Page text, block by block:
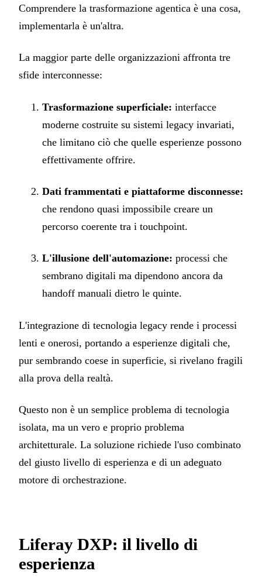
Comprendere la trasformazione agentica è una cosa,
implementarla è un'altra.
La maggior parte delle organizzazioni affronta tre
sfide interconnesse:
Trasformazione superficiale: interfacce
moderne costruite su sistemi legacy invariati,
che limitano ciò che quelle esperienze possono
effettivamente offrire.
Dati frammentati e piattaforme disconnesse:
che rendono quasi impossibile creare un
percorso coerente tra i touchpoint.
L'illusione dell'automazione: processi che
sembrano digitali ma dipendono ancora da
handoff manuali dietro le quinte.
L'integrazione di tecnologia legacy rende i processi
lenti e onerosi, portando a esperienze digitali che,
pur sembrando coese in superficie, si rivelano fragili
alla prova della realtà.
Questo non è un semplice problema di tecnologia
isolata, ma un vero e proprio problema
architetturale. La soluzione richiede l'uso combinato
del giusto livello di esperienza e di un adeguato
motore di orchestrazione.
Liferay DXP: il livello di
esperienza